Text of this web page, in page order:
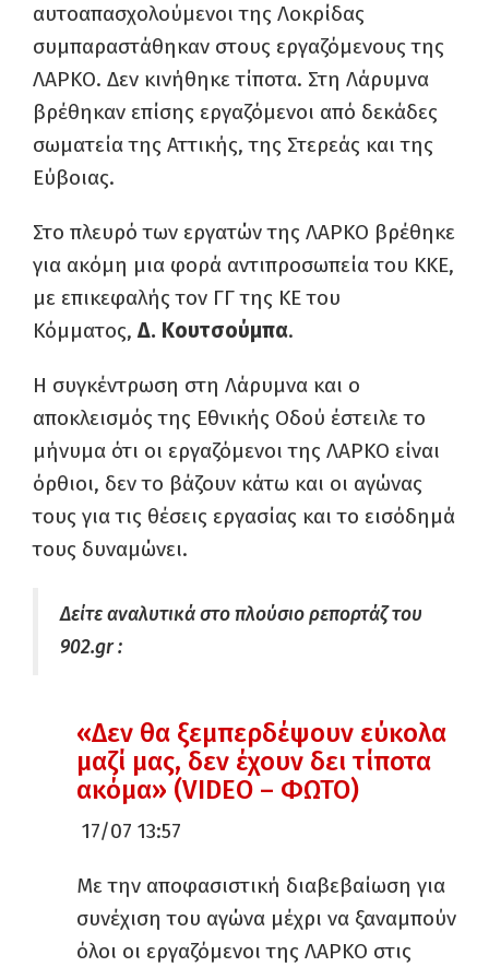
αυτοαπασχολούμενοι της Λοκρίδας
συμπαραστάθηκαν στους εργαζόμενους της
ΛΑΡΚΟ. Δεν κινήθηκε τίποτα. Στη Λάρυμνα
βρέθηκαν επίσης εργαζόμενοι από δεκάδες
σωματεία της Αττικής, της Στερεάς και της
Εύβοιας.
Στο πλευρό των εργατών της ΛΑΡΚΟ βρέθηκε
για ακόμη μια φορά αντιπροσωπεία του ΚΚΕ,
με επικεφαλής τον ΓΓ της ΚΕ του
Κόμματος, Δ. Κουτσούμπα.
Η συγκέντρωση στη Λάρυμνα και ο
αποκλεισμός της Εθνικής Οδού έστειλε το
μήνυμα ότι οι εργαζόμενοι της ΛΑΡΚΟ είναι
όρθιοι, δεν το βάζουν κάτω και οι αγώνας
τους για τις θέσεις εργασίας και το εισόδημά
τους δυναμώνει.
Δείτε αναλυτικά στο πλούσιο ρεπορτάζ του
902.gr :
«Δεν θα ξεμπερδέψουν εύκολα
μαζί μας, δεν έχουν δει τίποτα
ακόμα» (VIDEO – ΦΩΤΟ)
17/07 13:57
Με την αποφασιστική διαβεβαίωση για
συνέχιση του αγώνα μέχρι να ξαναμπούν
όλοι οι εργαζόμενοι της ΛΑΡΚΟ στις